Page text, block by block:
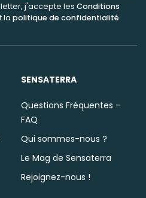
j'accepte les Conditions
la politique de confidentialité
SENSATERRA
Questions Fréquentes -
FAQ
Qui sommes-nous ?
Le Mag de Sensaterra
Rejoignez-nous !